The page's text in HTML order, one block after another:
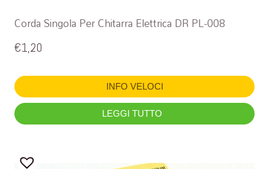
Corda Singola Per Chitarra Elettrica DR PL-008
€1,20
INFO VELOCI
LEGGI TUTTO